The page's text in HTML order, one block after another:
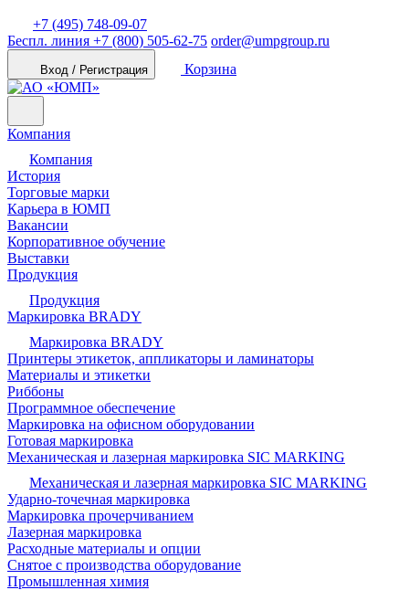
+7 (495) 748-09-07
Беспл. линия +7 (800) 505-62-75 order@umpgroup.ru
Вход / Регистрация Корзина
Компания
Компания
История
Торговые марки
Карьера в ЮМП
Вакансии
Корпоративное обучение
Выставки
Продукция
Продукция
Маркировка BRADY
Маркировка BRADY
Принтеры этикеток, аппликаторы и ламинаторы
Материалы и этикетки
Риббоны
Программное обеспечение
Маркировка на офисном оборудовании
Готовая маркировка
Механическая и лазерная маркировка SIC MARKING
Механическая и лазерная маркировка SIC MARKING
Ударно-точечная маркировка
Маркировка прочерчиванием
Лазерная маркировка
Расходные материалы и опции
Снятое с производства оборудование
Промышленная химия